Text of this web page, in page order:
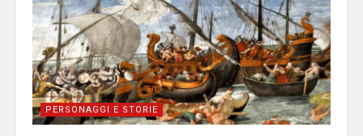
PERSONAGGI E STORIE